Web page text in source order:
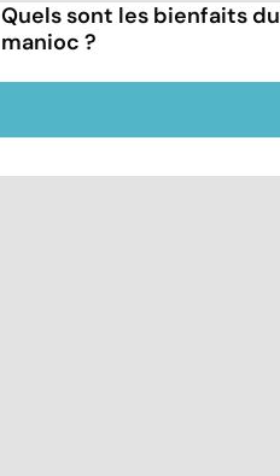
Quels sont les bienfaits du
manioc ?